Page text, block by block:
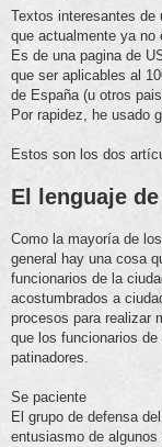
n
a
j
Textos interesantes de
que actualmente ya
Es de una pagina de
que ser aplicables al
de España (u otros
Por rapidez, he usado
Estos son los dos
El lenguaje
Como la mayoría de
general hay una cosa
funcionarios de la
acostumbrados a
procesos para realizar
que los funcionarios
patinadores.
Se paciente
El grupo de defensa
entusiasmo de